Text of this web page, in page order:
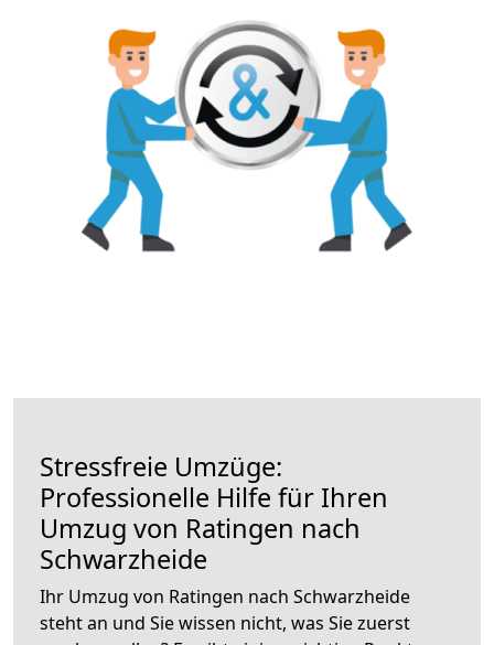
Stressfreie Umzüge:
Professionelle Hilfe für Ihren
Umzug von Ratingen nach
Schwarzheide
Ihr Umzug von Ratingen nach Schwarzheide
steht an und Sie wissen nicht, was Sie zuerst